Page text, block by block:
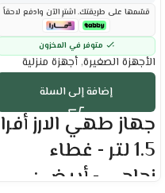
قسّمها على طريقتك. اشترِ الآن وادفع لاحقاً
متوفر في المخزون
الأجهزة الصغيرة, أجهزة منزلية
إضافة إلى السلة
جهاز طهي الارز أفرا
1.5 لتر - غطاء
زجاجي - أبيض :